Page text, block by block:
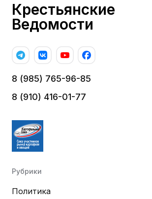
Крестьянские
Ведомости
8 (985) 765-96-85
8 (910) 416-01-77
Рубрики
Политика